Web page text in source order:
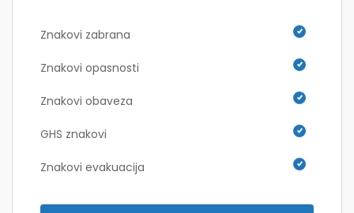
Znakovi zabrana
Znakovi opasnosti
Znakovi obaveza
GHS znakovi
Znakovi evakuacija